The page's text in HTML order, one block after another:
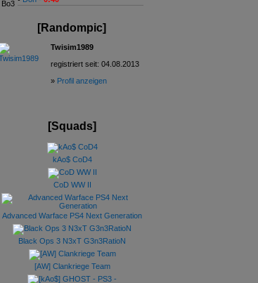
[Randompic]
Twisim1989
registriert seit: 04.08.2013
» Profil anzeigen
[Squads]
kAo$ CoD4
CoD WW II
Advanced Warface PS4 Next Generation
Black Ops 3 N3xT G3n3RatioN
[AW] Clankriege Team